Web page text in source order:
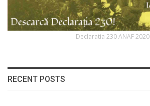
Declaratia 230 ANAF 2020
RECENT POSTS